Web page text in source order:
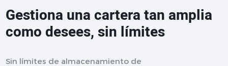
Gestiona una cartera tan amplia
como desees, sin límites
Sin límites de almacenamiento de